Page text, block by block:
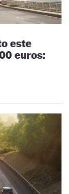
este
euros: